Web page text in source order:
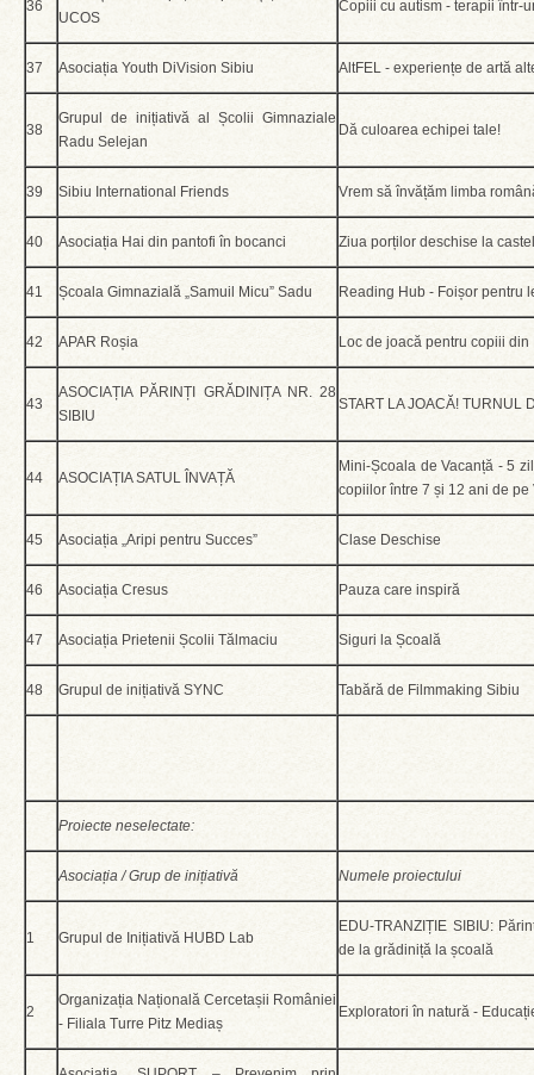
36
UCOS
Copiii cu autism - terapii într-
37 Asociația Youth DiVision Sibiu AltFEL - experiențe de artă
38
Grupul de inițiativă al Școlii Gimnaziale
Radu Selejan
Dă culoarea echipei tale!
39 Sibiu International Friends Vrem să învățăm limba
40 Asociația Hai din pantofi în bocanci Ziua porților deschise la castel
41 Școala Gimnazială „Samuil Micu” Sadu Reading Hub - Foișor pentru
42 APAR Roșia Loc de joacă pentru copiii din
43
ASOCIAȚIA PĂRINȚI GRĂDINIȚA NR. 28
SIBIU
START LA JOACĂ! TURNUL
44 ASOCIAȚIA SATUL ÎNVAȚĂ
Mini-Școala de Vacanță - 5
copiilor între 7 și 12 ani de
45 Asociația „Aripi pentru Succes” Clase Deschise
46 Asociația Cresus Pauza care inspiră
47 Asociația Prietenii Școlii Tălmaciu Siguri la Școală
48 Grupul de inițiativă SYNC Tabără de Filmmaking Sibiu
Proiecte neselectate:
Asociația / Grup de inițiativă Numele proiectului
1 Grupul de Inițiativă HUBD Lab
EDU-TRANZIȚIE SIBIU:
de la grădiniță la școală
2
Organizația Națională Cercetașii României
- Filiala Turre Pitz Mediaș
Exploratori în natură -